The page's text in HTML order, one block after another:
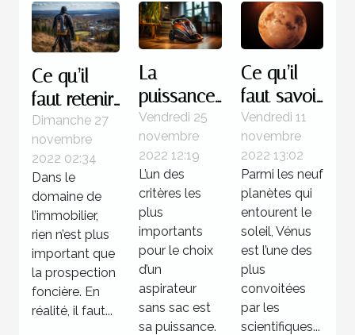
Ce qu’il
faut retenir
à propos
des
logiciels de
prospection
foncière
Dimanche 27
novembre
2022 02:34
Dans le
domaine de
l’immobilier,
rien n’est plus
important que
la prospection
foncière. En
réalité, il faut...
La
puissance
d’un
aspirateur
sans sac
Vendredi 25
novembre
2022 12:19
L’un des
critères les
plus
importants
pour le choix
d’un
aspirateur
sans sac est
sa puissance.
Ce qu’il
faut savoir
de la
planète
Vénus
Vendredi 11
novembre
2022 13:02
Parmi les neuf
planètes qui
entourent le
soleil, Vénus
est l’une des
plus
convoitées
par les
scientifiques...